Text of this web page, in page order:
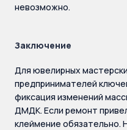
невозможно.
Заключение
Для ювелирных
предпринимателей
фиксация изменений
ДМДК. Если ремонт
клеймение обязательно.